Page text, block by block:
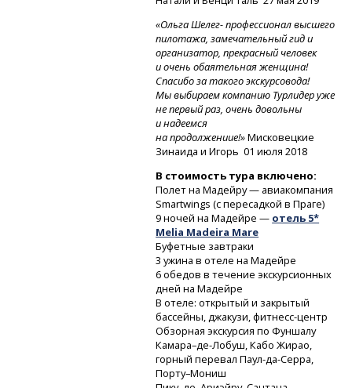
«Ольга Шелег- профессионал высшего
пилотажа, замечательный гид и
организатор, прекрасный человек
и очень обаятельная женщина!
Спасибо за такого экскурсовода!
Мы выбираем компанию Турлидер уже
не первый раз, очень довольны
и надеемся
на продолжениие!»Мисковецкие
Зинаида и Игорь 01 июля 2018
В стоимость тура включено:
Полет на Мадейру — авиакомпания
Smartwings (с пересадкой в Праге)
9 ночей на Мадейре — отель 5*
Melia Madeira Mare
Буфетные завтраки
3 ужина в отеле на Мадейре
6 обедов в течение экскурсионных
дней на Мадейре
В отеле: открытый и закрытый
бассейны, джакузи,фитнесс-центр
Обзорная экскурсия по Фуншалу
Камара–де-Лобуш,Кабо Жирао,
горный перевалПаул-да-Серра,
Порту–Мониш